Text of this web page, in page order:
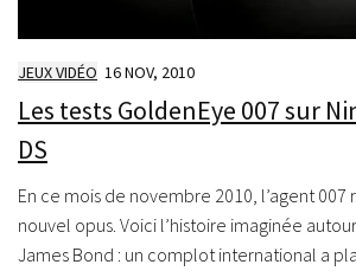
JEUX VIDÉO 16 NOV, 2010
Les tests GoldenEye 007 sur
DS
En ce mois de novembre 2010, l’agent 007
nouvel opus. Voici l’histoire imaginée
James Bond : un complot international a